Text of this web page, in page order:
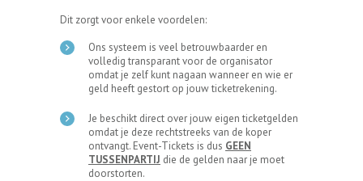
Dit zorgt voor enkele voordelen:
Ons systeem is veel betrouwbaarder en
volledig transparant voor de organisator
omdat je zelf kunt nagaan wanneer en wie er
geld heeft gestort op jouw ticketrekening.
Je beschikt direct over jouw eigen ticketgelden
omdat je deze rechtstreeks van de koper
ontvangt. Event-Tickets is dus GEEN
TUSSENPARTIJ die de gelden naar je moet
doorstorten.